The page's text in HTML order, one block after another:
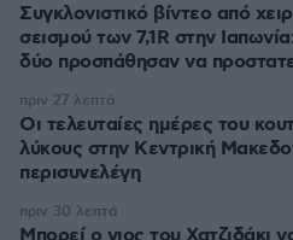
Συγκλονιστικό βίντεο από
σεισμού των 7,1R στην
δύο προσπάθησαν να
Οι τελευταίες ημέρες του
λύκους στην Κεντρική
περισυνελέγη
πριν 27 λεπτά
πριν 30 λεπτά